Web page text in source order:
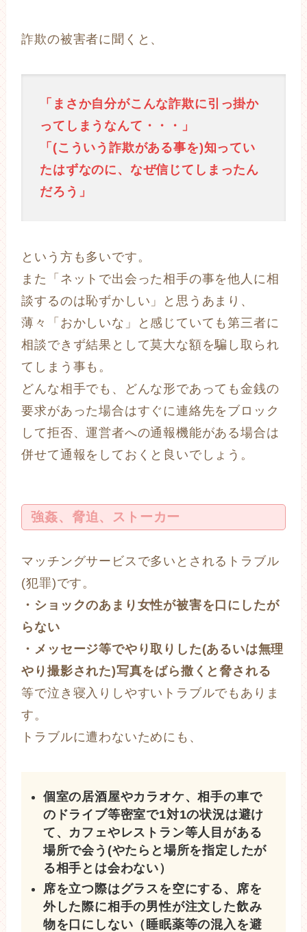
詐欺の被害者に聞くと、
「まさか自分がこんな詐欺に引っ掛か
ってしまうなんて・・・」
「(こういう詐欺がある事を)知ってい
たはずなのに、なぜ信じてしまったん
だろう」
という方も多いです。
また「ネットで出会った相手の事を他人に相
談するのは恥ずかしい」と思うあまり、
薄々「おかしいな」と感じていても第三者に
相談できず結果として莫大な額を騙し取られ
てしまう事も。
どんな相手でも、どんな形であっても金銭の
要求があった場合はすぐに連絡先をブロック
して拒否、運営者への通報機能がある場合は
併せて通報をしておくと良いでしょう。
強姦、脅迫、ストーカー
マッチングサービスで多いとされるトラブル
(犯罪)です。
・ショックのあまり女性が被害を口にしたが
らない
・メッセージ等でやり取りした(あるいは無理
やり撮影された)写真をばら撒くと脅される
等で泣き寝入りしやすいトラブルでもありま
す。
トラブルに遭わないためにも、
個室の居酒屋やカラオケ、相手の車で
のドライブ等密室で1対1の状況は避け
て、カフェやレストラン等人目がある
場所で会う(やたらと場所を指定したが
る相手とは会わない）
席を立つ際はグラスを空にする、席を
外した際に相手の男性が注文した飲み
物を口にしない（睡眠薬等の混入を避